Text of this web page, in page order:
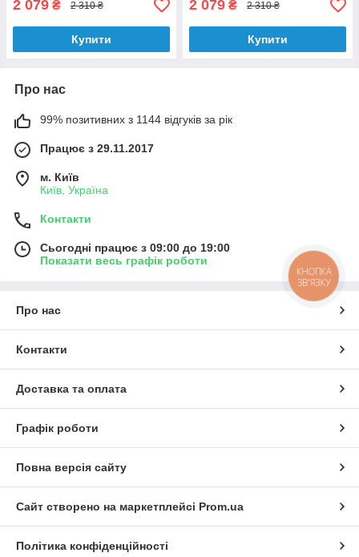
2 079 ₴ 2 310 ₴
Купити
2 079 ₴ 2 310 ₴
Купити
Про нас
99% позитивних з 1144 відгуків за рік
Працює з 29.11.2017
м. Київ
Київ, Україна
Контакти
Сьогодні працює з 09:00 до 19:00
Показати весь графік роботи
Про нас
Контакти
Доставка та оплата
Графік роботи
Повна версія сайту
Сайт створено на маркетплейсі Prom.ua
Політика конфіденційності
КНОПКА
ЗВ'ЯЗКУ